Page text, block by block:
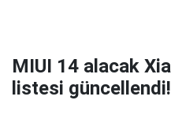
MIUI 14 alacak
listesi güncellendi!